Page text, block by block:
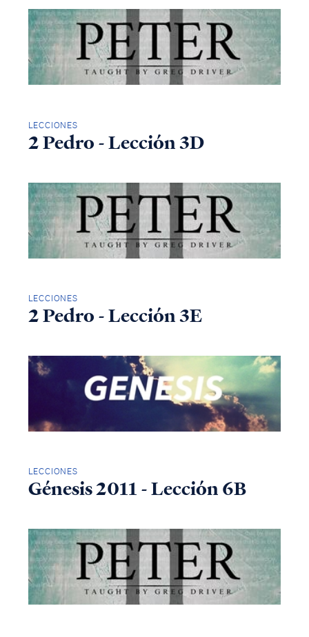
LECCIONES
2 Pedro - Lección 3D
LECCIONES
2 Pedro - Lección 3E
LECCIONES
Génesis 2011 - Lección 6B